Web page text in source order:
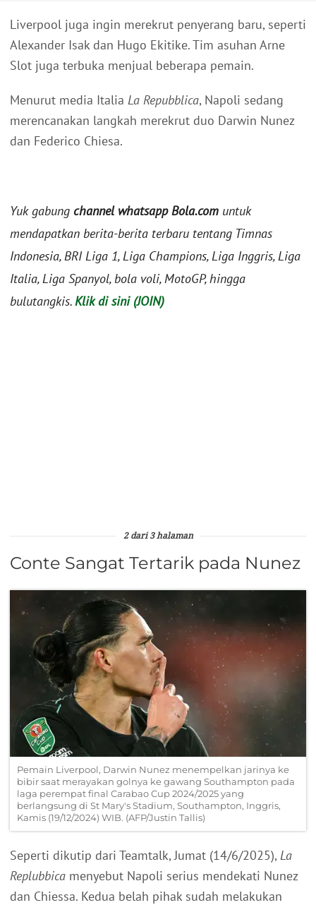
Liverpool juga ingin merekrut penyerang baru, seperti
Alexander Isak dan Hugo Ekitike. Tim asuhan Arne
Slot juga terbuka menjual beberapa pemain.
Menurut media Italia La Repubblica, Napoli sedang
merencanakan langkah merekrut duo Darwin Nunez
dan Federico Chiesa.
Yuk gabung channel whatsapp Bola.com untuk
mendapatkan berita-berita terbaru tentang Timnas
Indonesia, BRI Liga 1, Liga Champions, Liga Inggris, Liga
Italia, Liga Spanyol, bola voli, MotoGP, hingga
bulutangkis.Klik di sini (JOIN)
2 dari 3 halaman
Conte Sangat Tertarik pada Nunez
Pemain Liverpool, Darwin Nunez menempelkan jarinya ke
bibir saat merayakan golnya ke gawang Southampton pada
laga perempat final Carabao Cup 2024/2025 yang
berlangsung di St Mary's Stadium, Southampton, Inggris,
Kamis (19/12/2024) WIB. (AFP/Justin Tallis)
Seperti dikutip dari Teamtalk, Jumat (14/6/2025), La
Replubbica menyebut Napoli serius mendekati Nunez
dan Chiessa. Kedua belah pihak sudah melakukan